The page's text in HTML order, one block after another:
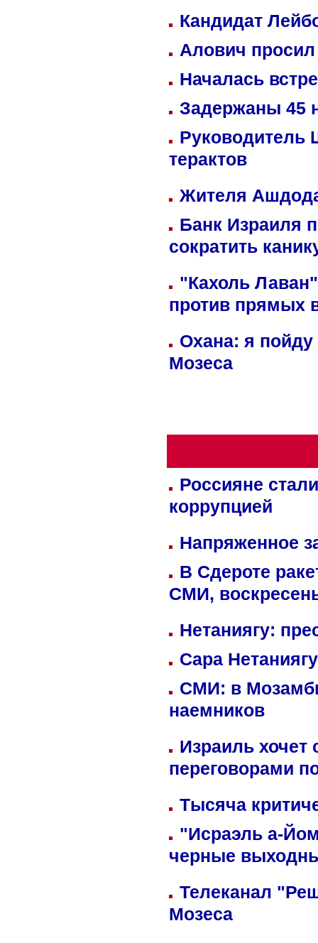
Кандидат
Алович просил
Началась
Задержаны 45
Руководитель
терактов
Жителя
Банк Израиля
сократить
"Кахоль
против прямых
Охана: я пойду
Мозеса
Россияне
коррупцией
Напряженное
В Сдероте
СМИ,
Нетаниягу:
Сара
СМИ: в
наемников
Израиль хочет
переговорами
Тысяча
"Исраэль а-
черные
Телеканал
Мозеса